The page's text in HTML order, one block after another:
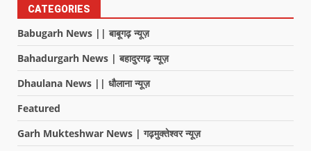
CATEGORIES
Babugarh News || बाबूगढ़ न्यूज़
Bahadurgarh News | बहादुरगढ़ न्यूज़
Dhaulana News || धौलाना न्यूज़
Featured
Garh Mukteshwar News | गढ़मुक्तेश्वर न्यूज़